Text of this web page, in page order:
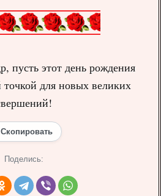
пусть этот день рождения
точкой для новых великих
Поделись: